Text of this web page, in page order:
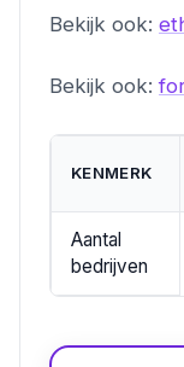
Bekijk ook:
Bekijk ook:
KENMERK
Aantal
bedrijven